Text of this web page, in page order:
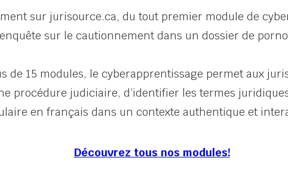
sur jurisource.ca, du tout premier module de
sur le cautionnement dans un dossier de
de 15 modules, le cyberapprentissage permet aux
procédure judiciaire, d’identifier les termes
en français dans un contexte authentique et
Découvrez tous nos modules!